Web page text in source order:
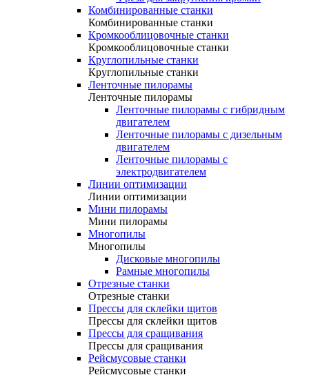
Комбинированные станки
Комбинированные станки
Кромкооблицовочные станки
Кромкооблицовочные станки
Круглопильные станки
Круглопильные станки
Ленточные пилорамы
Ленточные пилорамы
Ленточные пилорамы с гибридным
двигателем
Ленточные пилорамы с дизельным
двигателем
Ленточные пилорамы с
электродвигателем
Линии оптимизации
Линии оптимизации
Мини пилорамы
Мини пилорамы
Многопилы
Многопилы
Дисковые многопилы
Рамные многопилы
Отрезные станки
Отрезные станки
Прессы для склейки щитов
Прессы для склейки щитов
Прессы для сращивания
Прессы для сращивания
Рейсмусовые станки
Рейсмусовые станки